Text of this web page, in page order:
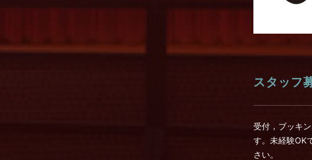
スタッフ
受付，ブッキ
す。未経験OK
さい。